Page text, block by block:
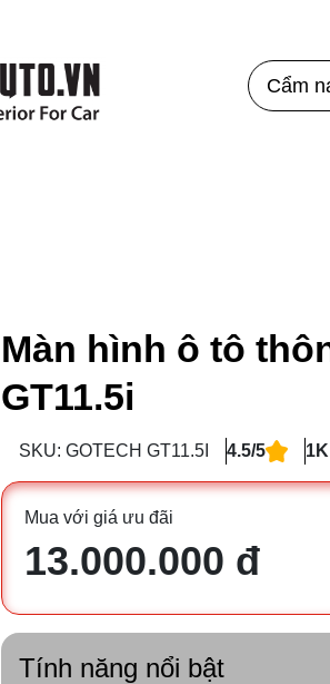
Cẩm
Màn hình ô tô
GT11.5i
SKU: GOTECH GT11.5I 4.5/5 1K
Mua với giá ưu đãi
13.000.000 đ
Tính năng nổi bật